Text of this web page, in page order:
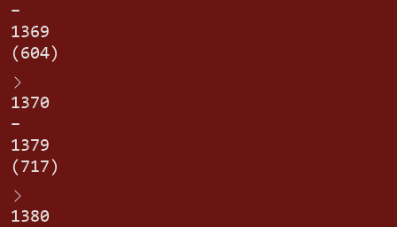
–
1369
(604)
1370
–
1379
(717)
1380